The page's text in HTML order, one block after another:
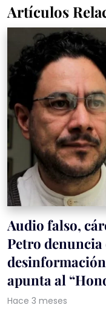
Artículos
Audio falso,
Petro
apunta al
Hace 3 meses